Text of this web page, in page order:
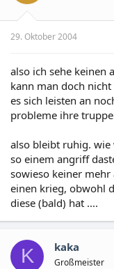
29. Oktober 2004
also ich sehe keinen
kann man doch
es sich leisten an
probleme ihre
also bleibt ruhig. wie
so einem angriff
sowieso keiner
einen krieg, obwohl
diese (bald) hat ....
K kaka
Großmeister